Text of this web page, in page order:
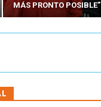
MÁS PRONTO POSIBLE”